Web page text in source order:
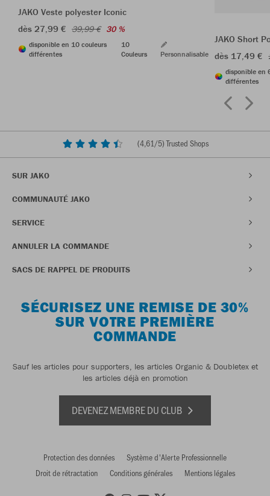
JAKO Veste polyester Iconic
dès 27,99 € 39,99 € 30 %
disponible en 10 couleurs
différentes
10
Couleurs
Personnalisable
JAKO Short
dès 17,49 €
disponible en
différentes
(4,61/5) Trusted Shops
SUR JAKO
COMMUNAUTÉ JAKO
SERVICE
ANNULER LA COMMANDE
SACS DE RAPPEL DE PRODUITS
SÉCURISEZ UNE REMISE DE 30%
SUR VOTRE PREMIÈRE
COMMANDE
Sauf les articles pour supporters, les articles Organic & Doubletex et
les articles déjà en promotion
DEVENEZ MEMBRE DU CLUB
Protection des données
Système d'Alerte Professionnelle
Droit de rétractation
Conditions générales Mentions légales